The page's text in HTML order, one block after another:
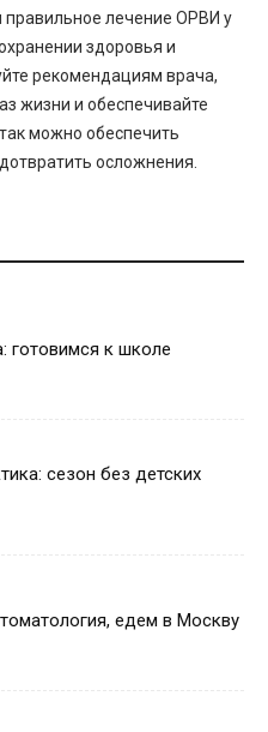
правильное лечение ОРВИ у
здоровья и
рекомендациям врача,
жизни и обеспечивайте
можно обеспечить
осложнения.
готовимся к школе
сезон без детских
едем в Москву